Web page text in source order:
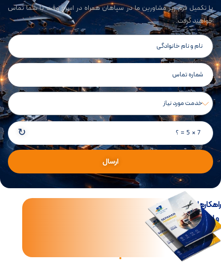
با تکمیل فرم زیر مشاورین ما در سپاهان همراه در اسرع وقت با شما تماس
خواهند گرفت.
7 × 5 = ؟ ↻
ارسال
جامع تجارت
و لجستیک بین‌الملل